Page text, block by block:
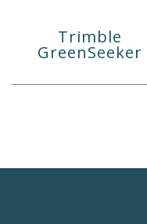
Trimble
GreenSeeker